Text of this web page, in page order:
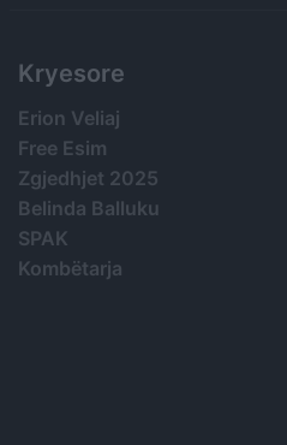
Kryesore
Erion Veliaj
Free Esim
Zgjedhjet 2025
Belinda Balluku
SPAK
Kombëtarja